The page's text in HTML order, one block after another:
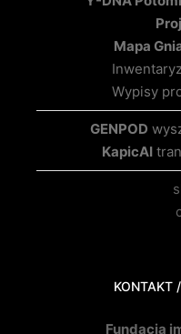
Mapa
Wypisy
GENPOD
KapicAI
KONTAKT
Fundacja